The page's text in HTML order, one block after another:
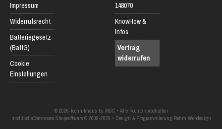
Impressum
Widerrufsrecht
Batteriegesetz
(BattG)
Cookie
Einstellungen
148070
KnowHow &
Infos
Vertrag
widerrufen
© 2026 Technikhaus by MSC • Alle Rechte vorbehalten
modified eCommerce Shopsoftware © 2009-2026 • Design & Programmierung Rehm Webdesign